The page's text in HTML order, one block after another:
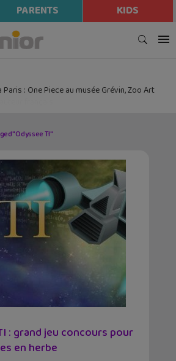
PARENTS KIDS
: One Piece au musée Grévin, Zoo Art
"Odyssee TI"
: grand jeu concours pour
en herbe